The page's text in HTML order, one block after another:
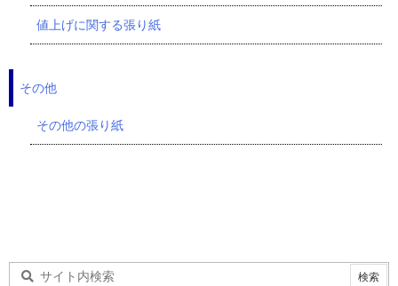
値上げに関する張り紙
その他
その他の張り紙